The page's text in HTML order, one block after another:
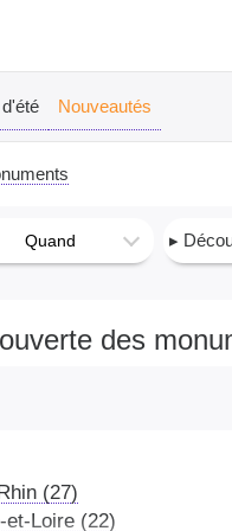
Nouveautés
Quand ▸
des
(27)
et-Loire (22)